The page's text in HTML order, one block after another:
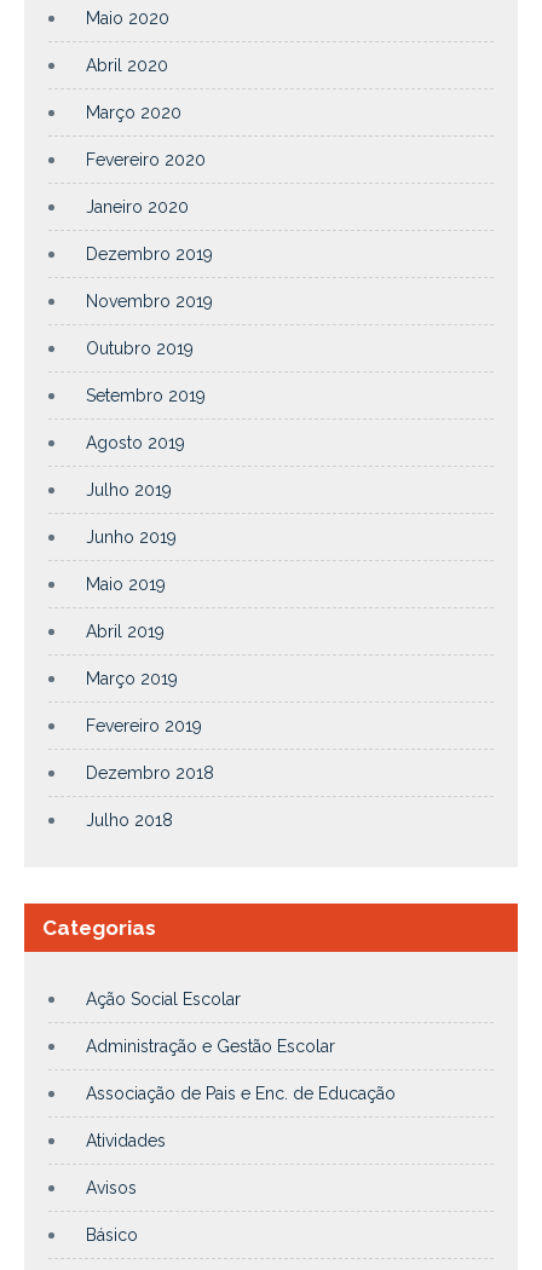
Maio 2020
Abril 2020
Março 2020
Fevereiro 2020
Janeiro 2020
Dezembro 2019
Novembro 2019
Outubro 2019
Setembro 2019
Agosto 2019
Julho 2019
Junho 2019
Maio 2019
Abril 2019
Março 2019
Fevereiro 2019
Dezembro 2018
Julho 2018
Categorias
Ação Social Escolar
Administração e Gestão Escolar
Associação de Pais e Enc. de Educação
Atividades
Avisos
Básico